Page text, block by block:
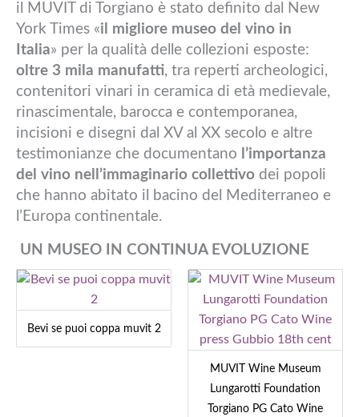
il MUVIT di Torgiano è stato definito dal New
York Times «il migliore museo del vino in
Italia» per la qualità delle collezioni esposte:
oltre 3 mila manufatti, tra reperti archeologici,
contenitori vinari in ceramica di età medievale,
rinascimentale, barocca e contemporanea,
incisioni e disegni dal XV al XX secolo e altre
testimonianze che documentano
l’importanza
del vino nell’immaginario collettivo dei popoli
che hanno abitato il bacino del Mediterraneo e
l’Europa continentale.
UN MUSEO IN CONTINUA EVOLUZIONE
Bevi se puoi coppa muvit 2
MUVIT Wine Museum
Lungarotti Foundation
Torgiano PG Cato Wine